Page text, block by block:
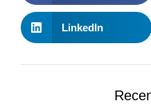
LinkedIn